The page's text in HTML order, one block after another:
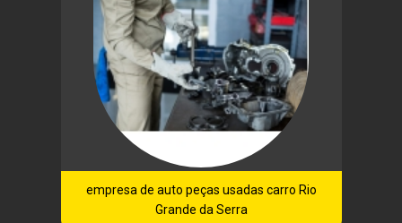
empresa de auto peças usadas carro Rio
Grande da Serra